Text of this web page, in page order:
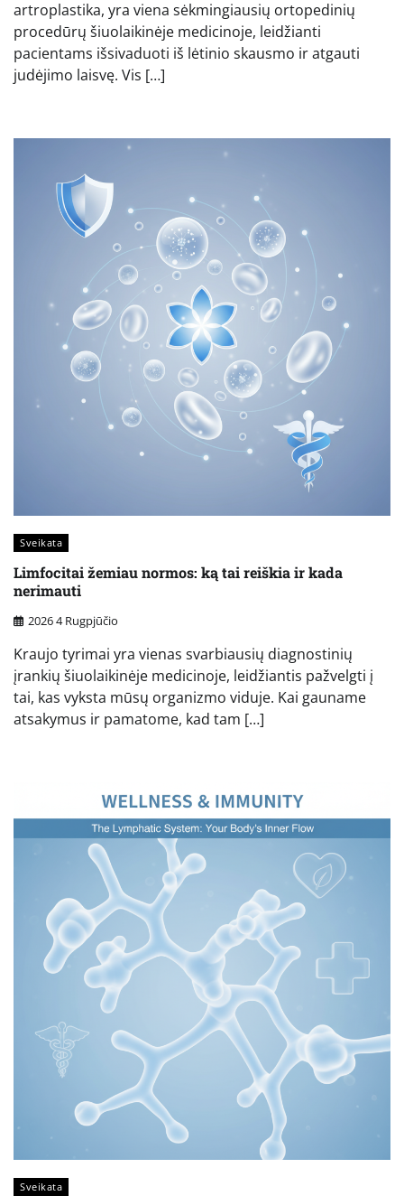
artroplastika, yra viena sėkmingiausių ortopedinių
procedūrų šiuolaikinėje medicinoje, leidžianti
pacientams išsivaduoti iš lėtinio skausmo ir atgauti
judėjimo laisvę. Vis […]
Sveikata
Limfocitai žemiau normos: ką tai reiškia ir kada
nerimauti
2026 4 Rugpjūčio
Kraujo tyrimai yra vienas svarbiausių diagnostinių
įrankių šiuolaikinėje medicinoje, leidžiantis pažvelgti į
tai, kas vyksta mūsų organizmo viduje. Kai gauname
atsakymus ir pamatome, kad tam […]
Sveikata